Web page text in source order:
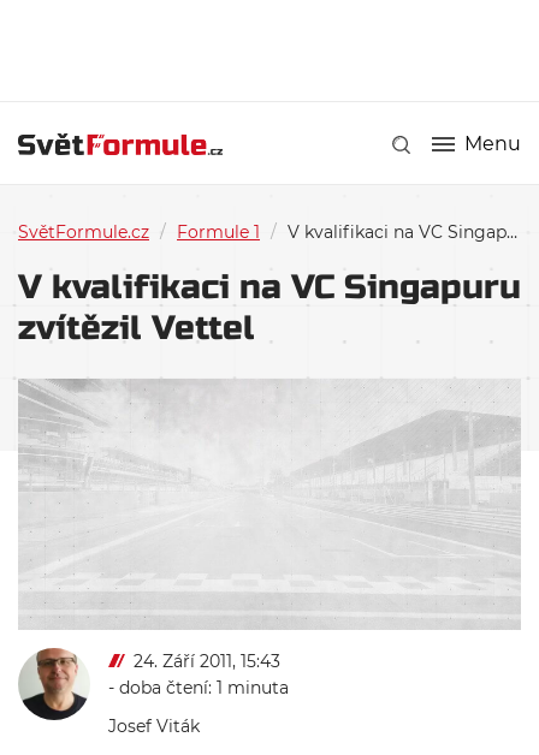
Menu
SvětFormule.cz / Formule 1 / V kvalifikaci na VC Singapuru zvítězil Vettel
V kvalifikaci na VC Singapuru
zvítězil Vettel
24. Září 2011, 15:43
- doba čtení: 1 minuta
Josef Viták